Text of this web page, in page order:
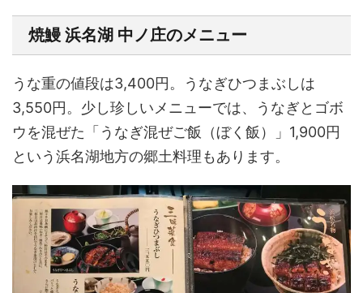
焼鰻 浜名湖 中ノ庄のメニュー
うな重の値段は3,400円。うなぎひつまぶしは
3,550円。少し珍しいメニューでは、うなぎとゴボ
ウを混ぜた「うなぎ混ぜご飯（ぼく飯）」1,900円
という浜名湖地方の郷土料理もあります。